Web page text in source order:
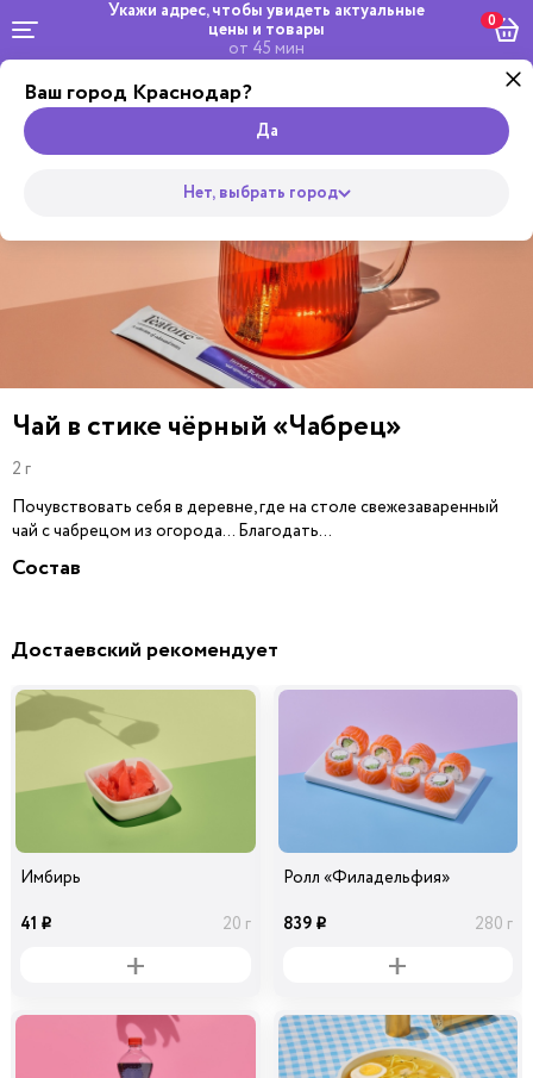
Укажи адрес, чтобы увидеть актуальные
цены и товары
от 45 мин
Ваш город Краснодар?
Да
Нет, выбрать город
0
Роллы
Комбо и
Чай в стике чёрный «Чабрец»
2 г
Почувствовать себя в деревне, где на столе свежезаваренный
чай с чабрецом из огорода… Благодать…
Состав
Достаевский рекомендует
Имбирь
41 i 20 г
Ролл «Филадельфия»
839 i 280 г